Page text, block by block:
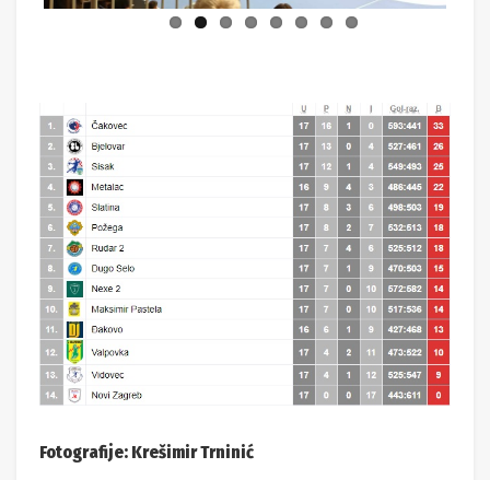
Fotografije: Krešimir Trninić